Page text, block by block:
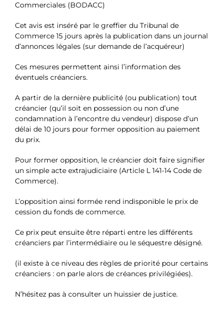
Commerciales (BODACC)
Cet avis est inséré par le greffier du Tribunal de
Commerce 15 jours après la publication dans un journal
d’annonces légales (sur demande de l’acquéreur)
Ces mesures permettent ainsi l’information des
éventuels créanciers.
A partir de la dernière publicité (ou publication) tout
créancier (qu’il soit en possession ou non d’une
condamnation à l’encontre du vendeur) dispose d’un
délai de 10 jours pour former opposition au paiement
du prix.
Pour former opposition, le créancier doit faire signifier
un simple acte extrajudiciaire (Article L 141-14 Code de
Commerce).
L’opposition ainsi formée rend indisponible le prix de
cession du fonds de commerce.
Ce prix peut ensuite être réparti entre les différents
créanciers par l’intermédiaire ou le séquestre désigné.
(il existe à ce niveau des règles de priorité pour certains
créanciers : on parle alors de créances privilégiées).
N’hésitez pas à consulter un huissier de justice.